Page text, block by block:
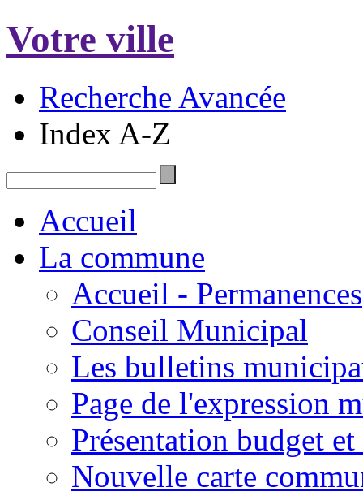
Votre ville
Recherche Avancée
Index A-Z
Accueil
La commune
Accueil - Permanences
Conseil Municipal
Les bulletins
Page de l'expression
Présentation budget
Nouvelle carte